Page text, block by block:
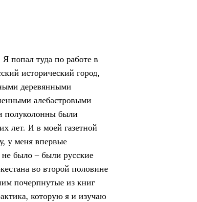
попал туда по работе в
исторический город,
деревянными
алебастровыми
полуколонны были
лет. И в моей газетной
у меня впервые
не было – были русские
во второй половине
почерпнутые из книг
которую я и изучаю